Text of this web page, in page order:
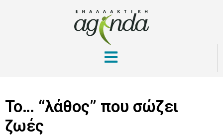
Το… “λάθος” που σώζει
ζωές